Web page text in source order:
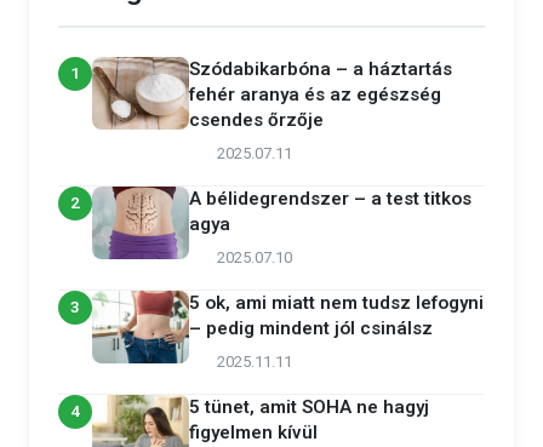
1
Szódabikarbóna – a háztartás
fehér aranya és az egészség
csendes őrzője
2025.07.11
2
A bélidegrendszer – a test titkos
agya
2025.07.10
3
5 ok, ami miatt nem tudsz lefogyni
– pedig mindent jól csinálsz
2025.11.11
4
5 tünet, amit SOHA ne hagyj
figyelmen kívül